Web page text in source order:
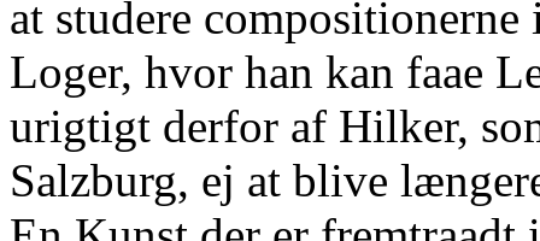
at studere
Loger, hvor han kan faae
urigtigt derfor af Hilker,
Salzburg, ej at blive